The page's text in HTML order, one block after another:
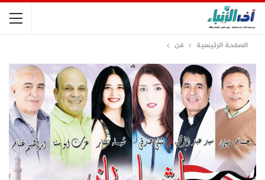
الصفحة الرئيسية فن